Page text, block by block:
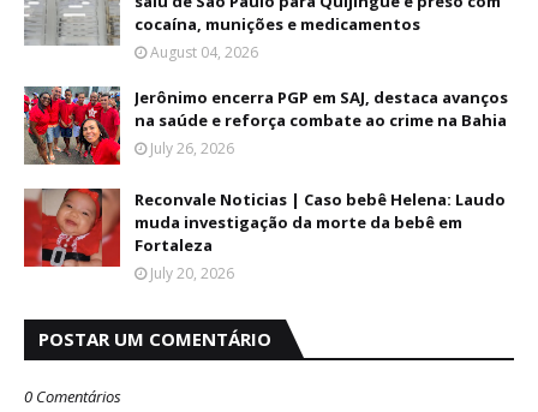
cocaína, munições e medicamentos
August 04, 2026
Jerônimo encerra PGP em SAJ, destaca avanços
na saúde e reforça combate ao crime na Bahia
July 26, 2026
Reconvale Noticias | Caso bebê Helena: Laudo
muda investigação da morte da bebê em
Fortaleza
July 20, 2026
POSTAR UM COMENTÁRIO
0 Comentários